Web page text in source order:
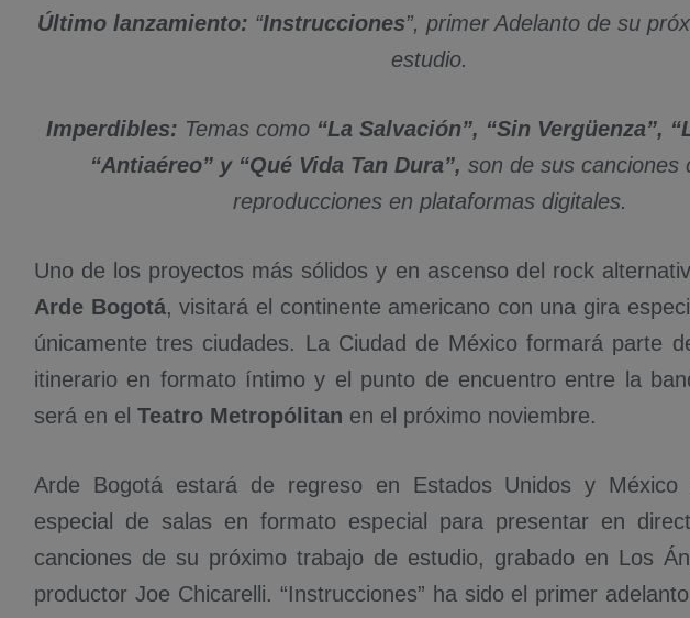
Último lanzamiento: “Instrucciones”, primer Adelanto de su
estudio.
Imperdibles: Temas como “La Salvación”, “Sin Vergüenza”,
“Antiaéreo” y “Qué Vida Tan Dura”, son de sus canciones
reproducciones en plataformas digitales.
Uno de los proyectos más sólidos y en ascenso del rock
Arde Bogotá, visitará el continente americano con una gira
únicamente tres ciudades. La Ciudad de México formará parte
itinerario en formato íntimo y el punto de encuentro entre la
será en el Teatro Metropólitan en el próximo noviembre.
Arde Bogotá estará de regreso en Estados Unidos y
especial de salas en formato especial para presentar en
canciones de su próximo trabajo de estudio, grabado en Los
productor Joe Chicarelli. “Instrucciones” ha sido el primer